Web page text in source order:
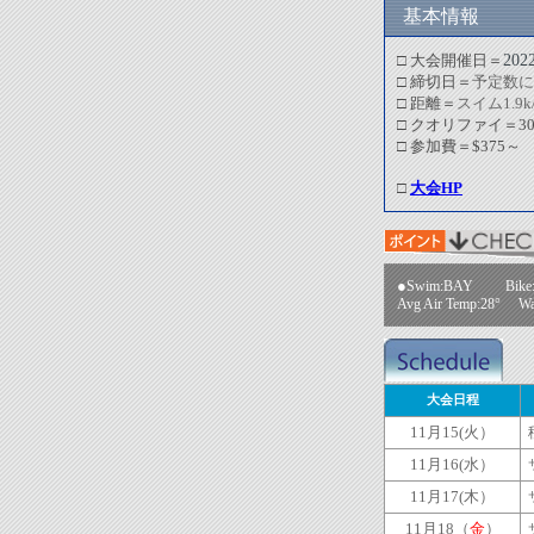
基本情報
□ 大会開催日＝
□ 締切日＝ 予定数
□ 距離＝ スイム
□ クオリファイ＝
□ 参加費＝$375～
□ 大会HP
●Swim:BAY
Avg Air Temp:28°
大会日程
11月15(火）
11月16(水）
11月17(木）
11月18（金）